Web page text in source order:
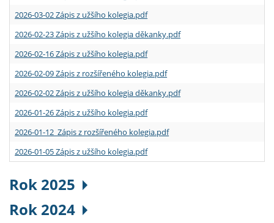
2026-03-02 Zápis z užšího kolegia.pdf
2026-02-23 Zápis z užšího kolegia děkanky.pdf
2026-02-16 Zápis z užšího kolegia.pdf
2026-02-09 Zápis z rozšířeného kolegia.pdf
2026-02-02 Zápis z užšího kolegia děkanky.pdf
2026-01-26 Zápis z užšího kolegia.pdf
2026-01-12 Zápis z rozšířeného kolegia.pdf
2026-01-05 Zápis z užšího kolegia.pdf
Rok 2025
Rok 2024